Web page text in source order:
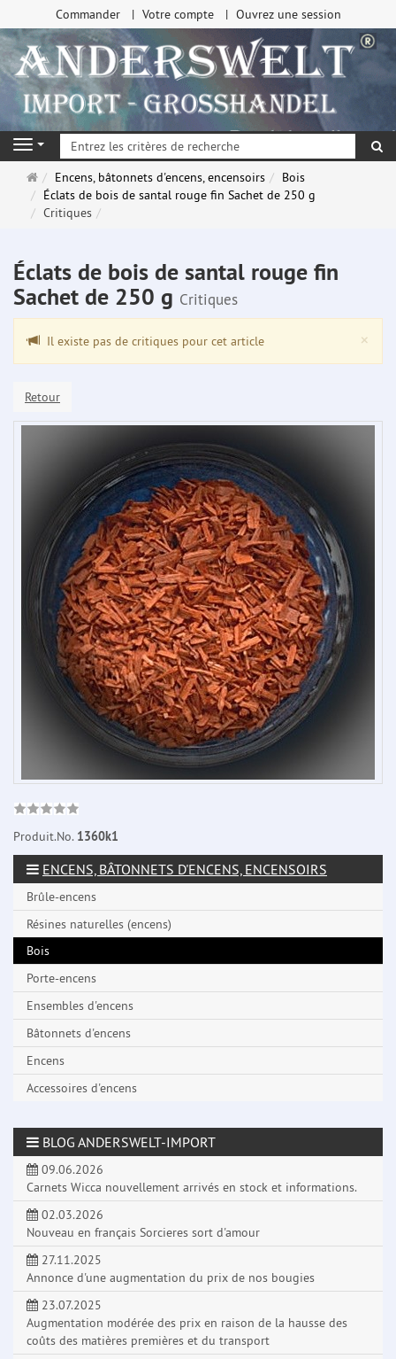
Commander Votre compte Ouvrez une session
Navigation
Page
d'accueil
Encens, bâtonnets d'encens, encensoirs
Bois
Éclats de bois de santal rouge fin Sachet de 250 g
Critiques
Éclats de bois de santal rouge fin
Sachet de 250 g Critiques
×
Il existe pas de critiques pour cet article
Retour
Produit.No. 1360k1
ENCENS, BÂTONNETS D'ENCENS, ENCENSOIRS
Brûle-encens
Résines naturelles (encens)
Bois
Porte-encens
Ensembles d'encens
Bâtonnets d'encens
Encens
Accessoires d'encens
BLOG ANDERSWELT-IMPORT
09.06.2026
Carnets Wicca nouvellement arrivés en stock et informations.
02.03.2026
Nouveau en français Sorcieres sort d'amour
27.11.2025
Annonce d'une augmentation du prix de nos bougies
23.07.2025
Augmentation modérée des prix en raison de la hausse des
coûts des matières premières et du transport